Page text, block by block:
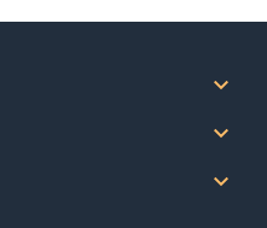


